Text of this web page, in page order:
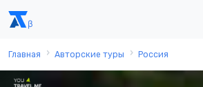
Главная Авторские туры Россия